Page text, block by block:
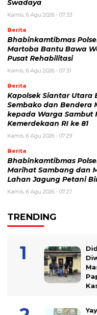
Swadaya
Kamis, 6 Agu 2026 - 07:33
Berita
Bhabinkamtibmas
Martoba Bantu Bawa
Pusat Rehabilitasi
Kamis, 6 Agu 2026 - 07:31
Berita
Kapolsek Siantar Utara
Sembako dan Bendera
kepada Warga Sambut
Kemerdekaan RI ke 81
Kamis, 6 Agu 2026 - 07:29
Berita
Bhabinkamtibmas
Marihat Sambang dan
Lahan Jagung Petani
Kamis, 6 Agu 2026 - 07:27
TRENDING